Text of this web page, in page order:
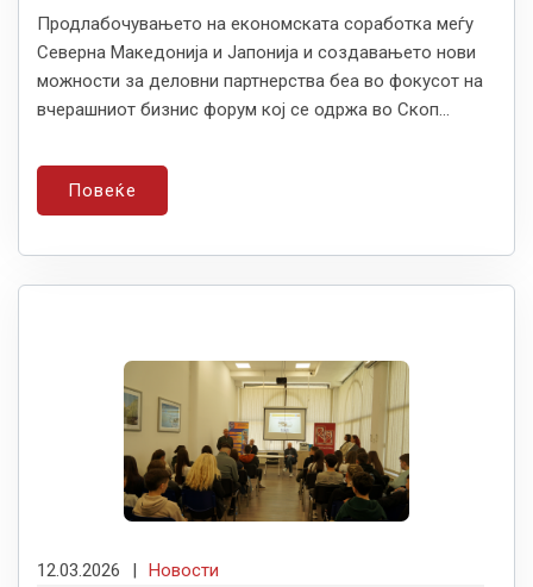
Продлабочувањето на економската соработка меѓу
Северна Македонија и Јапонија и создавањето нови
можности за деловни партнерства беа во фокусот на
вчерашниот бизнис форум кој се одржа во Скоп...
Повеќе
12.03.2026 | Новости